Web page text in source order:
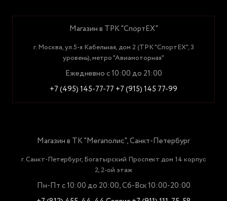
Магазин в ТРК "СпортЕХ"
г. Москва, ул.5-я Кабельная, дом 2 (ТРК "СпортЕХ", 3
уровень), метро "Авиамоторная"
Ежедневно с 10:00 до 21:00
+7 (495) 145-77-77 +7 (915) 145 77-99
Магазин в ТК "Мегаполис", Санкт-Петербург
г. Санкт-Петербург, Богатырский Проспект дом 14 корпус
2, 2-ой этаж
Пн-Пт с 10:00 до 20:00, Сб-Вск 10:00-20:00